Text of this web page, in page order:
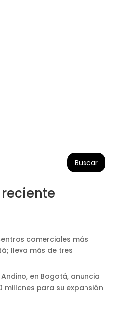
Buscar
comerciales más
lleva más de tres
en Bogotá, anuncia
millones para su expansión